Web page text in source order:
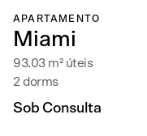
APARTAMENTO
Miami
93.03 m² úteis
2 dorms
Sob Consulta